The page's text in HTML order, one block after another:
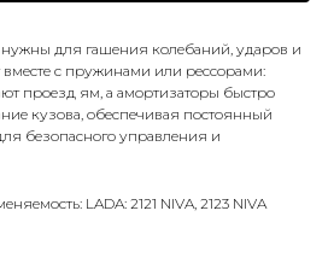
для гашения колебаний, ударов и
с пружинами или рессорами:
проезд ям, а амортизаторы быстро
кузова, обеспечивая постоянный
безопасного управления и
LADA: 2121 NIVA, 2123 NIVA